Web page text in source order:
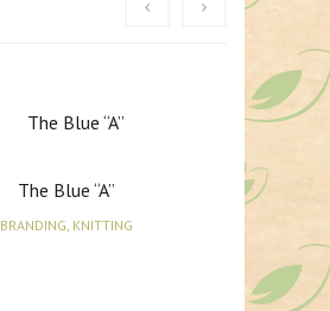
The Blue “A”
BRANDING, KNITTING